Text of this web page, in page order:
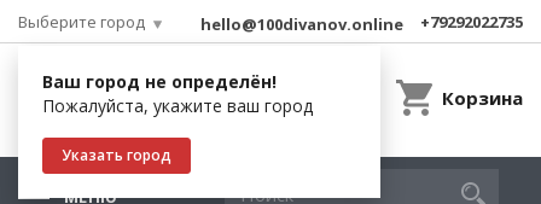
Выберите город
Ваш город не определён!
Пожалуйста, укажите ваш город
Указать город
hello@100divanov.online +79292022735
Корзина
МЕНЮ